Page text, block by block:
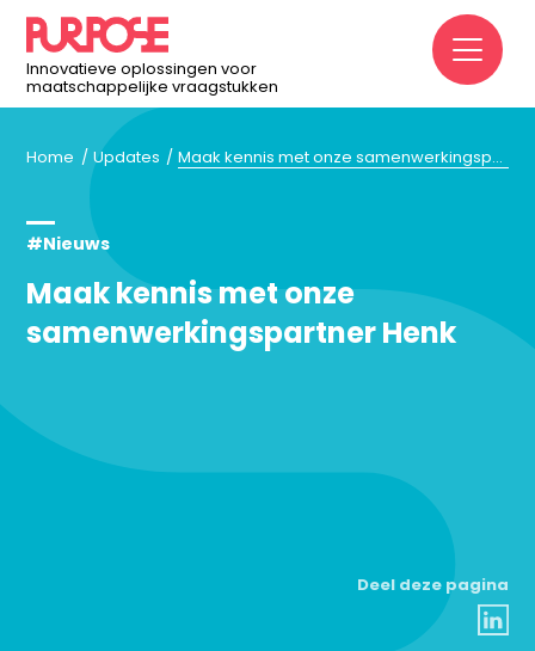
Innovatieve oplossingen voor
maatschappelijke vraagstukken
Home Updates Maak kennis met onze samenwerkingspartner Henk
#Nieuws
Maak kennis met onze
samenwerkingspartner Henk
Deel deze pagina